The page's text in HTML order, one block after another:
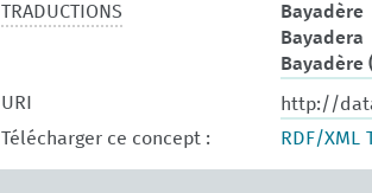
TRADUCTIONS
Bayadère
Bayadera
Bayadère
URI
http://
Télécharger ce concept :
RDF/XML